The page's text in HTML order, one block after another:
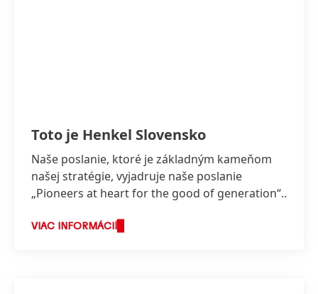
Toto je Henkel Slovensko
Naše poslanie, ktoré je základným kameňom
našej stratégie, vyjadruje naše poslanie
„Pioneers at heart for the good of generation“,
čo usilujeme.
VIAC INFORMÁCIÍ